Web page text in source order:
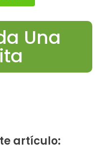
Una
artículo: